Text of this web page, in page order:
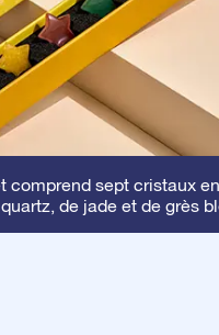
comprend sept cristaux
de jade et de grès